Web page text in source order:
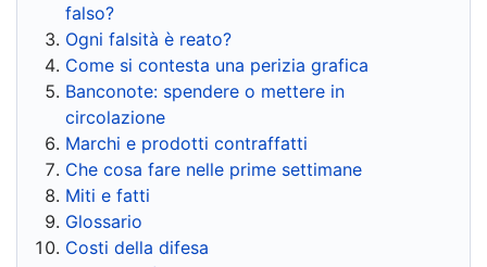
falso?
Ogni falsità è reato?
Come si contesta una perizia grafica
Banconote: spendere o mettere in
circolazione
Marchi e prodotti contraffatti
Che cosa fare nelle prime settimane
Miti e fatti
Glossario
Costi della difesa